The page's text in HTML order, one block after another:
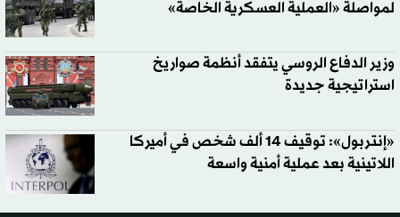
لمواصلة «العملية العسكرية الخاصة»
وزير الدفاع الروسي يتفقد أنظمة صواريخ
استراتيجية جديدة
«إنتربول»: توقيف 14 ألف شخص في أميركا
اللاتينية بعد عملية أمنية واسعة